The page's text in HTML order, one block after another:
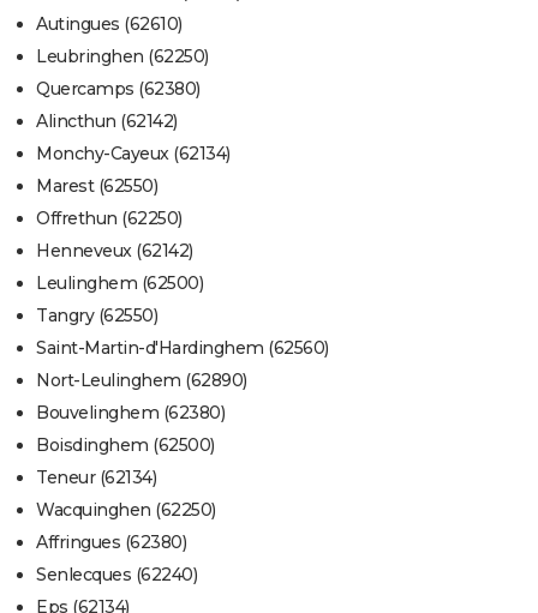
Autingues (62610)
Leubringhen (62250)
Quercamps (62380)
Alincthun (62142)
Monchy-Cayeux (62134)
Marest (62550)
Offrethun (62250)
Henneveux (62142)
Leulinghem (62500)
Tangry (62550)
Saint-Martin-d'Hardinghem (62560)
Nort-Leulinghem (62890)
Bouvelinghem (62380)
Boisdinghem (62500)
Teneur (62134)
Wacquinghen (62250)
Affringues (62380)
Senlecques (62240)
Eps (62134)